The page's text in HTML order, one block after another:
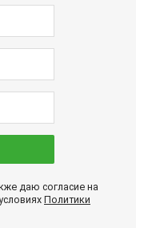
даю согласие на
Политики